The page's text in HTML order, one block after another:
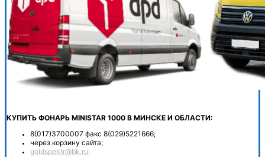
КУПИТЬ ФОНАРЬ MINISTAR 1000 В МИНСКЕ И ОБЛАСТИ:
8(017)3700007 факс 8(029)5221666;
через корзину сайта;
goldspektr@bk.ru;